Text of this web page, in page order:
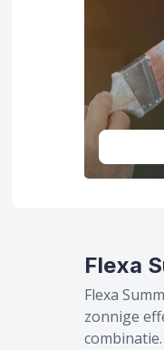
Flexa
Flexa
zonnige
combinatie.